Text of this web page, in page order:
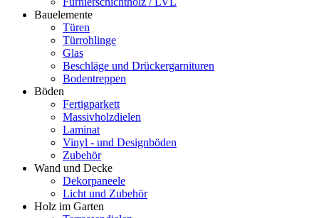
Bauelemente
Türen
Türrohlinge
Glas
Beschläge und Drückergarnituren
Bodentreppen
Böden
Fertigparkett
Massivholzdielen
Laminat
Vinyl - und Designböden
Zubehör
Wand und Decke
Dekorpaneele
Licht und Zubehör
Holz im Garten